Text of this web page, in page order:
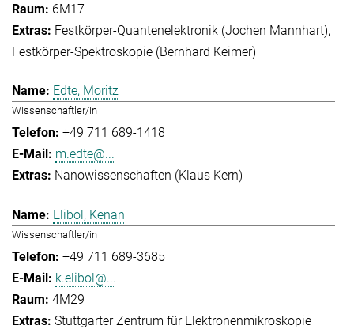
6M17
Festkörper-Quantenelektronik (Jochen Mannhart)
Festkörper-Spektroskopie (Bernhard Keimer)
Edte, Moritz
Wissenschaftler/in
+49 711 689-1418
m.edte@...
Nanowissenschaften (Klaus Kern)
Elibol, Kenan
Wissenschaftler/in
+49 711 689-3685
k.elibol@...
4M29
Stuttgarter Zentrum für Elektronenmikroskopie